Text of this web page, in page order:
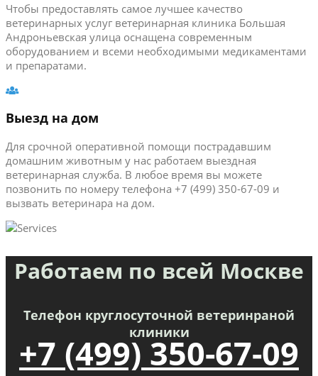
Чтобы предоставлять самое лучшее качество
ветеринарных услуг ветеринарная клиника Большая
Андроньевская улица оснащена современным
оборудованием и всеми необходимыми медикаментами
и препаратами.
Выезд на дом
Для срочной оперативной помощи пострадавшим
домашним животным у нас работаем выездная
ветеринарная служба. В любое время вы можете
позвонить по номеру телефона +7 (499) 350-67-09 и
вызвать ветеринара на дом.
Работаем по всей Москве
Телефон круглосуточной ветеринраной
клиники
+7 (499) 350-67-09